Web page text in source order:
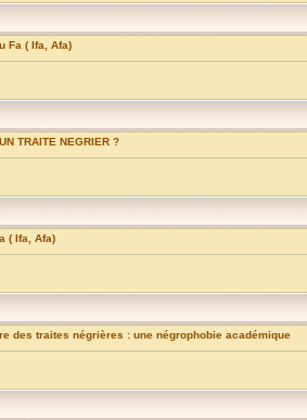
Fa ( Ifa, Afa)
TRAITE NEGRIER ?
( Ifa, Afa)
des traites négrières : une négrophobie académique